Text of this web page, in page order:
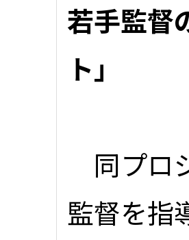
若手監督
ト」
同プロ
監督を指